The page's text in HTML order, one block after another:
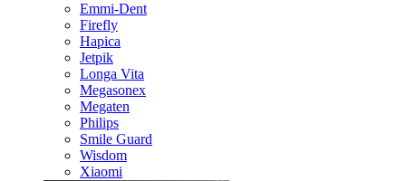
Emmi-Dent
Firefly
Hapica
Jetpik
Longa Vita
Megasonex
Megaten
Philips
Smile Guard
Wisdom
Xiaomi